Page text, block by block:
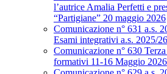
l’autrice Amalia Perfetti e
“Partigiane” 20 maggio 2026
Comunicazione n° 631 a.s.
Esami integrativi a.s. 2025/
Comunicazione n° 630
formativi 11-16 Maggio 2026